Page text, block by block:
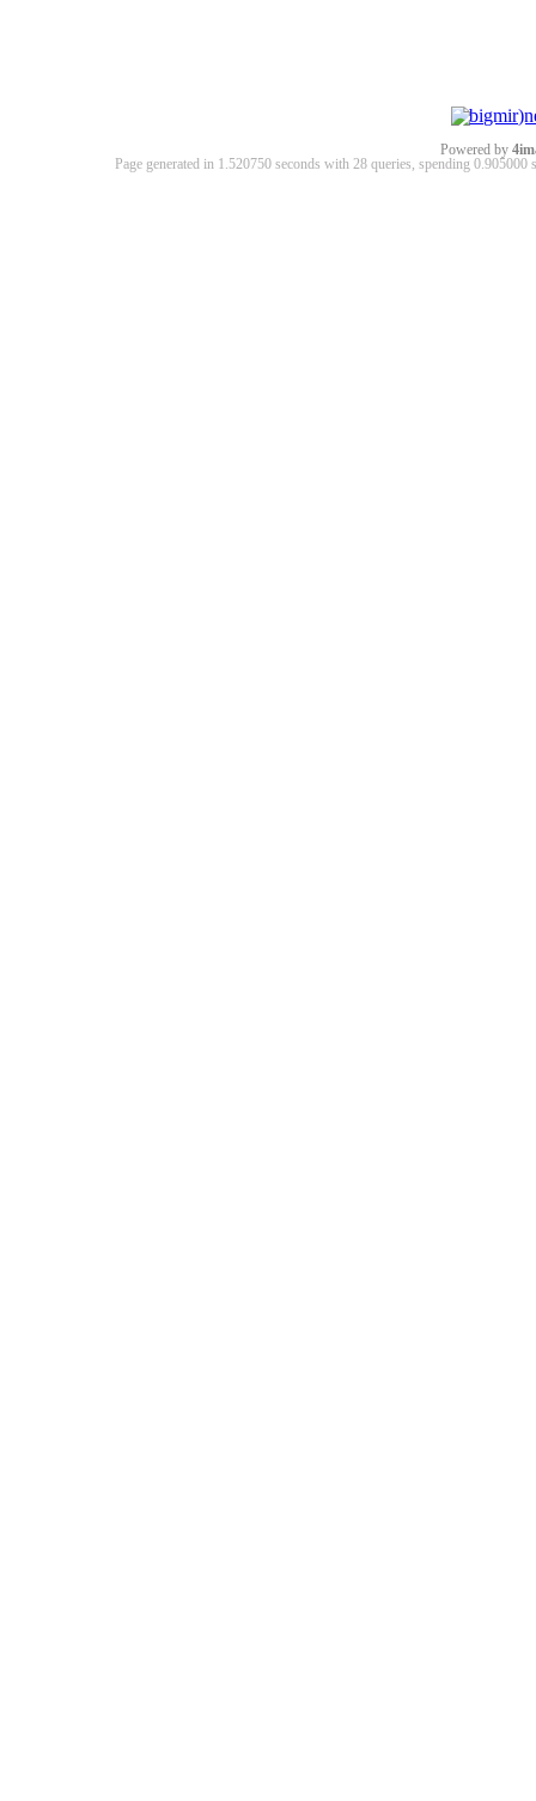
Powered by
Page generated in 1.520750 seconds with 28 queries, spending